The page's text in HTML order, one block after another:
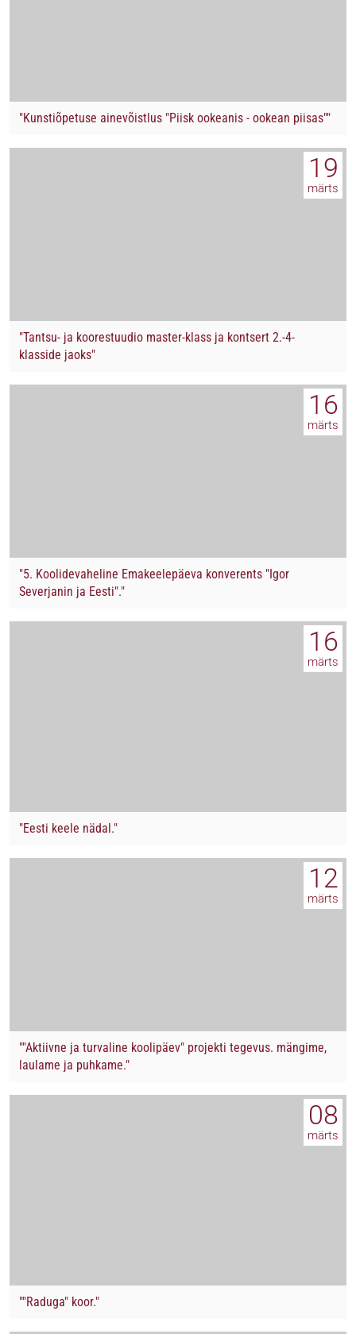
"Kunstiõpetuse ainevõistlus "Piisk ookeanis - ookean piisas""
19
märts
"Tantsu- ja koorestuudio master-klass ja kontsert 2.-4-
klasside jaoks"
16
märts
"5. Koolidevaheline Emakeelepäeva konverents "Igor
Severjanin ja Eesti"."
16
märts
"Eesti keele nädal."
12
märts
""Aktiivne ja turvaline koolipäev" projekti tegevus. mängime,
laulame ja puhkame."
08
märts
""Raduga" koor."